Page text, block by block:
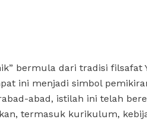
bermula dari tradisi filsafat
ini menjadi simbol
abad, istilah ini telah
termasuk kurikulum,